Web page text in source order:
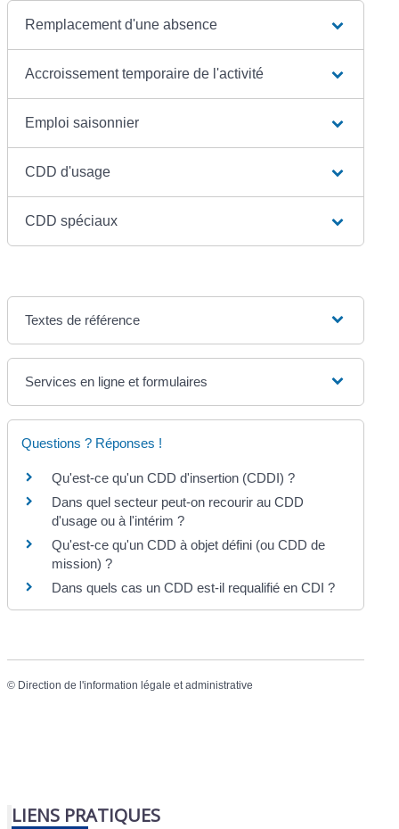
Remplacement d'une absence
Accroissement temporaire de l'activité
Emploi saisonnier
CDD d'usage
CDD spéciaux
Textes de référence
Services en ligne et formulaires
Questions ? Réponses !
Qu'est-ce qu'un CDD d'insertion (CDDI) ?
Dans quel secteur peut-on recourir au CDD
d'usage ou à l'intérim ?
Qu'est-ce qu'un CDD à objet défini (ou CDD de
mission) ?
Dans quels cas un CDD est-il requalifié en CDI ?
© Direction de l'information légale et administrative
LIENS PRATIQUES